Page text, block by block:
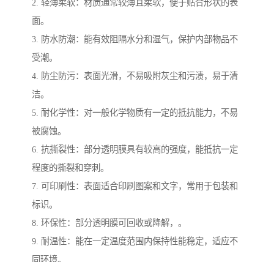
2. 轻薄柔软：材质通常较薄且柔软，便于贴合形状的表
面。
3. 防水防潮：能有效阻隔水分和湿气，保护内部物品不
受潮。
4. 防尘防污：表面光滑，不易吸附灰尘和污渍，易于清
洁。
5. 耐化学性：对一般化学物质有一定的抵抗能力，不易
被腐蚀。
6. 抗撕裂性：部分透明膜具有较高的强度，能抵抗一定
程度的撕裂和穿刺。
7. 可印刷性：表面适合印刷图案和文字，常用于包装和
标识。
8. 环保性：部分透明膜可回收或降解，。
9. 耐温性：能在一定温度范围内保持性能稳定，适应不
同环境。